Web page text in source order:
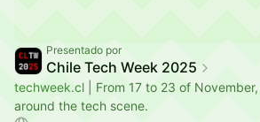
Presentado por
Chile Tech Week 2025
techweek.cl | From 17 to 23 of
around the tech scene.